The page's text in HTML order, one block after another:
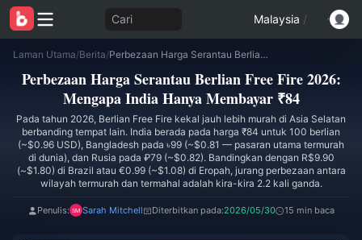
Cari Malaysia /
Laman Utama/Berita/ Perbezaan Harga Serantau Berlian Free Fire 2026: Mengapa India Hanya Membayar ₹84
Perbezaan Harga Serantau Berlian Free Fire 2026:
Mengapa India Hanya Membayar ₹84
Pada tahun 2026, Berlian Free Fire kekal jauh lebih murah di Asia Selatan
berbanding tempat lain. India berada pada harga ₹84 untuk 100 berlian
(~$0.96 USD), Bangladesh pada ৳99 (~$0.81 — pasaran utama termurah
di dunia), dan Rusia pada ₽79 (~$0.82). Bandingkan dengan R$9.90
(~$1.80) di Brazil atau €0.99 (~$1.08) di Eropah, jurang perbezaan antara
wilayah termurah dan termahal adalah kira-kira 2.2 kali ganda.
Penulis: Sarah Mitchell Diterbitkan pada:2026/05/30 15 min baca